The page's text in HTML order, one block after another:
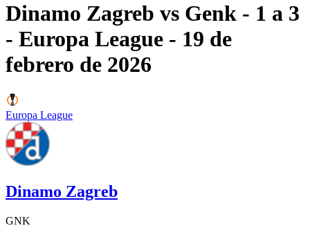
Dinamo Zagreb vs Genk - 1 a 3
- Europa League - 19 de
febrero de 2026
Europa League
Dinamo Zagreb
GNK